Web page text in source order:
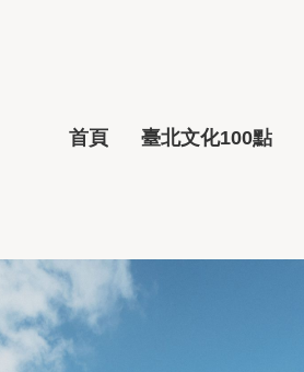
首頁 臺北文化100點